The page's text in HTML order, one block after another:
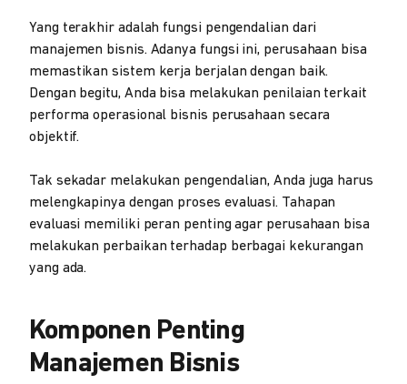
Yang terakhir adalah fungsi pengendalian dari
manajemen bisnis. Adanya fungsi ini, perusahaan bisa
memastikan sistem kerja berjalan dengan baik.
Dengan begitu, Anda bisa melakukan penilaian terkait
performa operasional bisnis perusahaan secara
objektif.
Tak sekadar melakukan pengendalian, Anda juga harus
melengkapinya dengan proses evaluasi. Tahapan
evaluasi memiliki peran penting agar perusahaan bisa
melakukan perbaikan terhadap berbagai kekurangan
yang ada.
Komponen Penting
Manajemen Bisnis